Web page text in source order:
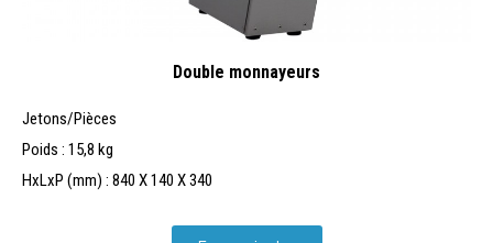
Double monnayeurs
Jetons/Pièces
Poids : 15,8 kg
HxLxP (mm) : 840 X 140 X 340